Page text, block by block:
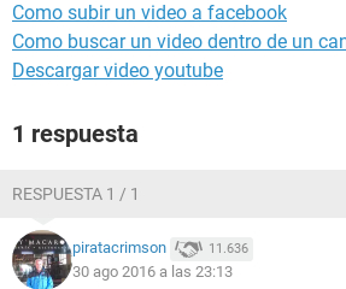
Como subir un video a facebook
Como buscar un video dentro de un
Descargar video youtube
1 respuesta
RESPUESTA 1 / 1
piratacrimson 11.636
30 ago 2016 a las 23:13